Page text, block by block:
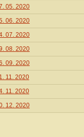
05. 2020
06. 2020
07. 2020
08. 2020
09. 2020
11. 2020
11. 2020
12. 2020